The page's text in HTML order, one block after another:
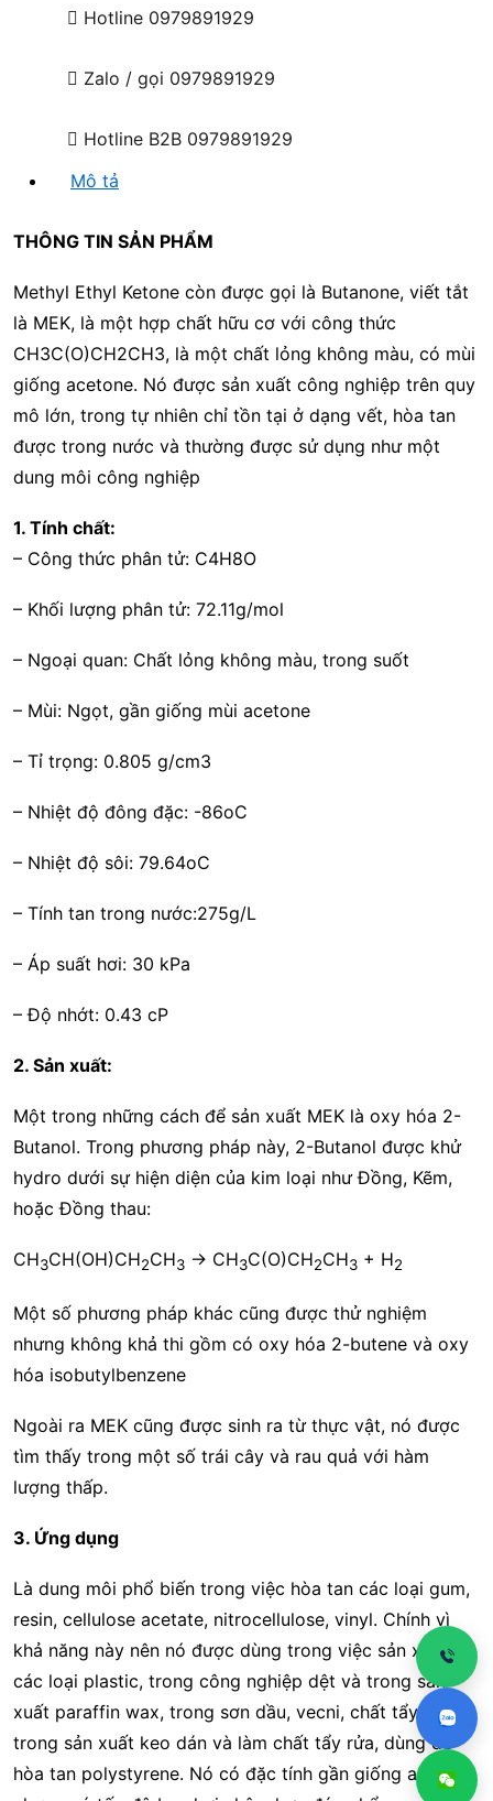
Hotline 0979891929
Zalo / gọi 0979891929
Hotline B2B 0979891929
Mô tả
THÔNG TIN SẢN PHẨM
Methyl Ethyl Ketone còn được gọi là Butanone, viết tắt
là MEK, là một hợp chất hữu cơ với công thức
CH3C(O)CH2CH3, là một chất lỏng không màu, có mùi
giống acetone. Nó được sản xuất công nghiệp trên quy
mô lớn, trong tự nhiên chỉ tồn tại ở dạng vết, hòa tan
được trong nước và thường được sử dụng như một
dung môi công nghiệp
1. Tính chất:
– Công thức phân tử: C4H8O
– Khối lượng phân tử: 72.11g/mol
– Ngoại quan: Chất lỏng không màu, trong suốt
– Mùi: Ngọt, gần giống mùi acetone
– Tỉ trọng: 0.805 g/cm3
– Nhiệt độ đông đặc: -86oC
– Nhiệt độ sôi: 79.64oC
– Tính tan trong nước:275g/L
– Áp suất hơi: 30 kPa
– Độ nhớt: 0.43 cP
2. Sản xuất:
Một trong những cách để sản xuất MEK là oxy hóa 2-
Butanol. Trong phương pháp này, 2-Butanol được khử
hydro dưới sự hiện diện của kim loại như Đồng, Kẽm,
hoặc Đồng thau:
CH3CH(OH)CH2CH3 → CH3C(O)CH2CH3 + H2
Một số phương pháp khác cũng được thử nghiệm
nhưng không khả thi gồm có oxy hóa 2-butene và oxy
hóa isobutylbenzene
Ngoài ra MEK cũng được sinh ra từ thực vật, nó được
tìm thấy trong một số trái cây và rau quả với hàm
lượng thấp.
3. Ứng dụng
Là dung môi phổ biến trong việc hòa tan các loại gum,
resin, cellulose acetate, nitrocellulose, vinyl. Chính vì
khả năng này nên nó được dùng trong việc sản xuất
các loại plastic, trong công nghiệp dệt và trong sản
xuất paraffin wax, trong sơn dầu, vecni, chất tẩy sơn,
trong sản xuất keo dán và làm chất tẩy rửa, dùng để
hòa tan polystyrene. Nó có đặc tính gần giống acetone